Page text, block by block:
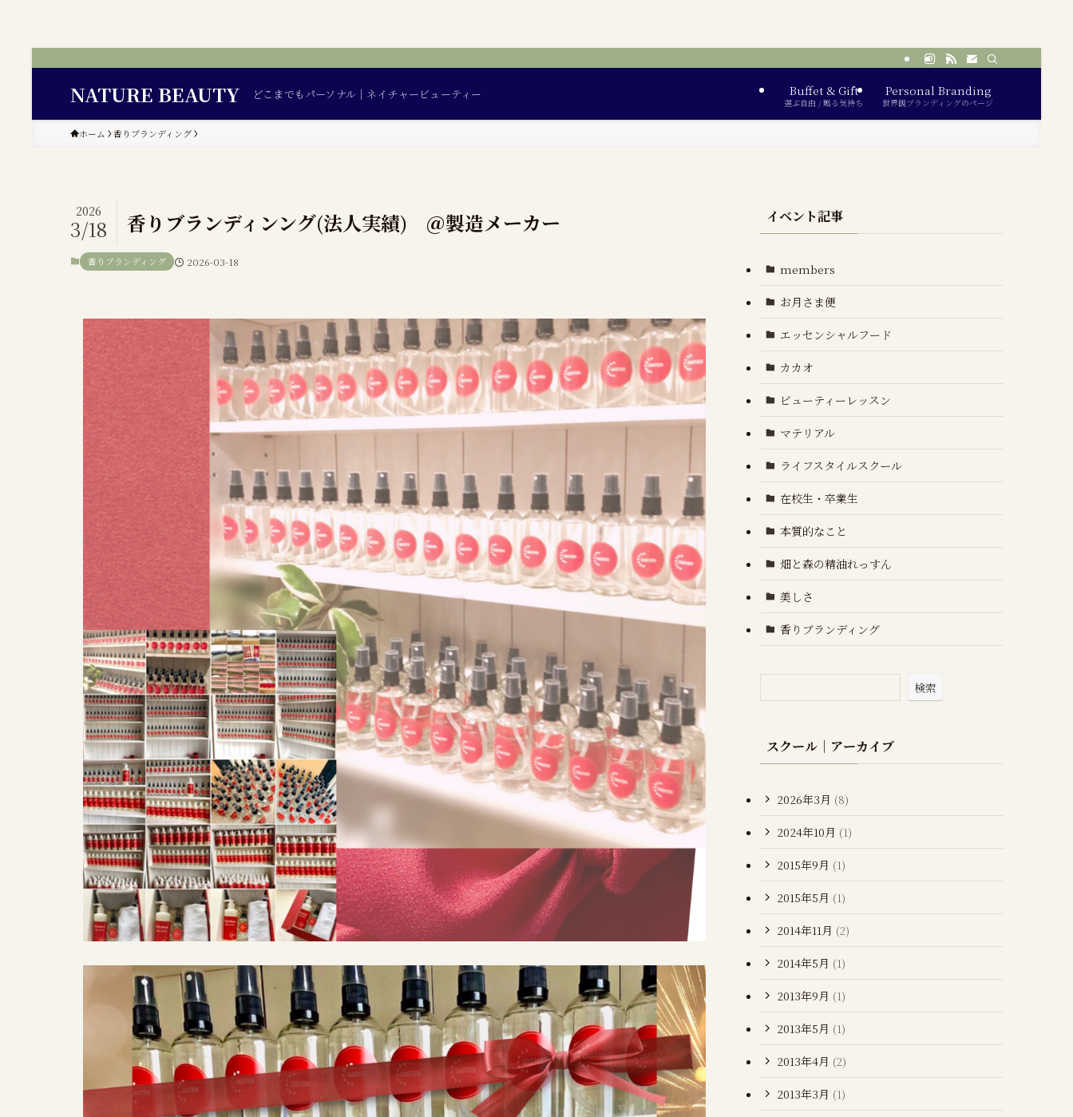
NATURE BEAUTY どこまでもパーソナル｜ネイチャービューティー Buffet & Gift
選ぶ自由 / 贈る気持ち
Personal Branding
世界観ブランディングのページ
ホーム 香りブランディング
香りブランディンング(法人実績) ＠製造メーカー
2026
3/18
香りブランディング 2026-03-18
イベント記事
members
お月さま便
エッセンシャルフード
カカオ
ビューティーレッスン
マテリアル
ライフスタイルスクール
在校生・卒業生
本質的なこと
畑と森の精油れっすん
美しさ
香りブランディング
検索
スクール｜アーカイブ
2026年3月 (8)
2024年10月 (1)
2015年9月 (1)
2015年5月 (1)
2014年11月 (2)
2014年5月 (1)
2013年9月 (1)
2013年5月 (1)
2013年4月 (2)
2013年3月 (1)